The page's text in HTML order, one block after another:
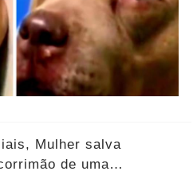
Mulher salva
de uma